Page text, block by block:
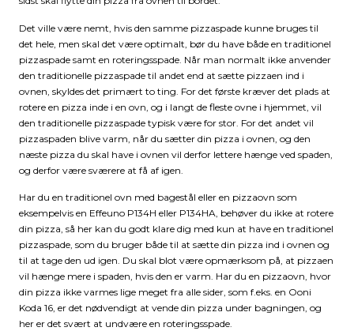
Det ville være nemt, hvis den samme pizzaspade kunne bruges til
det hele, men skal det være optimalt, bør du have både en traditionel
pizzaspade samt en roteringsspade. Når man normalt ikke anvender
den traditionelle pizzaspade til andet end at sætte pizzaen ind i
ovnen, skyldes det primært to ting. For det første kræver det plads at
rotere en pizza inde i en ovn, og i langt de fleste ovne i hjemmet, vil
den traditionelle pizzaspade typisk være for stor. For det andet vil
pizzaspaden blive varm, når du sætter din pizza i ovnen, og den
næste pizza du skal have i ovnen vil derfor lettere hænge ved spaden,
og derfor være sværere at få af igen.
Har du en traditionel ovn med bagestål eller en pizzaovn som
eksempelvis en Effeuno P134H eller P134HA, behøver du ikke at rotere
din pizza, så her kan du godt klare dig med kun at have en traditionel
pizzaspade, som du bruger både til at sætte din pizza ind i ovnen og
til at tage den ud igen. Du skal blot være opmærksom på, at pizzaen
vil hænge mere i spaden, hvis den er varm. Har du en pizzaovn, hvor
din pizza ikke varmes lige meget fra alle sider, som f.eks. en Ooni
Koda 16, er det nødvendigt at vende din pizza under bagningen, og
her er det svært at undvære en roteringsspade.